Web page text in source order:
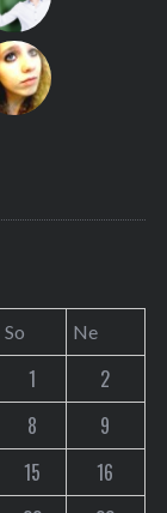
So Ne
1
2
8
9
15
16